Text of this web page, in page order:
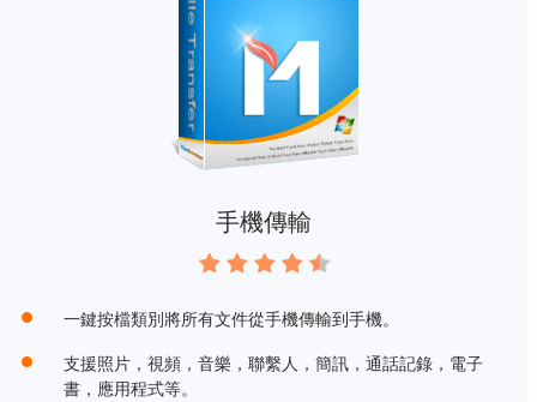
手機傳輸
一鍵按檔類別將所有文件從手機傳輸到手機。
支援照片，視頻，音樂，聯繫人，簡訊，通話記錄，電子
書，應用程式等。